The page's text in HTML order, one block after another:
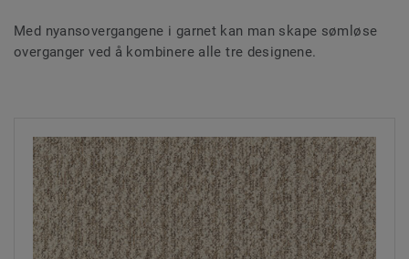
Med nyansovergangene i garnet kan man skape sømløse
overganger ved å kombinere alle tre designene.